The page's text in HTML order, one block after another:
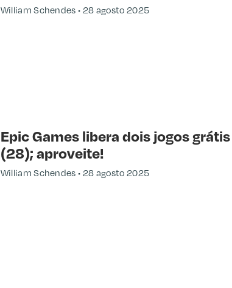
William Schendes 28 agosto 2025
Epic Games libera dois jogos
(28); aproveite!
William Schendes 28 agosto 2025